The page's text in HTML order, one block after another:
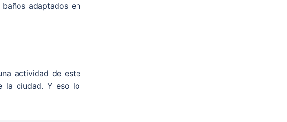
adaptados en
actividad de este
la ciudad. Y eso lo